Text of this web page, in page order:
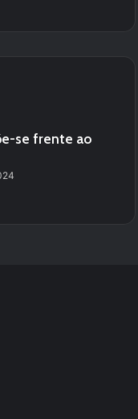
se frente ao